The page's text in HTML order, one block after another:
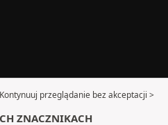
Kontynuuj przeglądanie bez akceptacji >
ZNACZNIKACH